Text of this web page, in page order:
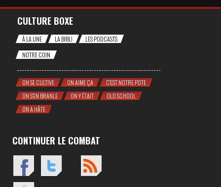
CULTURE BOXE
À LA UNE LA BIBLI
LES PODCASTS
NOTRE COIN
ON SE CULTIVE ON AIME ÇA
C'EST NOTRE POTE
ON S'EN BRANLE
ON Y ÉTAIT
OLD SCHOOL
ON A HÂTE
CONTINUER LE COMBAT